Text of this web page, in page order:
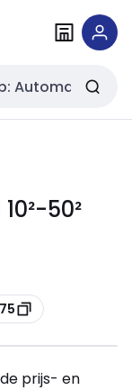
50²
prijs- en